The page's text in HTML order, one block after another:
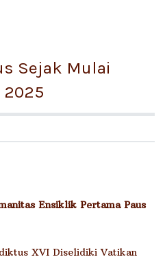
Sejak Mulai
2025
Ensiklik Pertama Paus
XVI Diselidiki Vatikan